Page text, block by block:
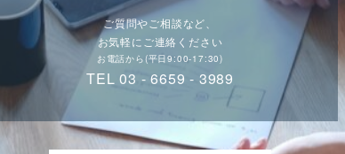
ご質問やご相談など、
お気軽にご連絡ください
お電話から(平日9:00-17:30)
TEL 03 - 6659 - 3989